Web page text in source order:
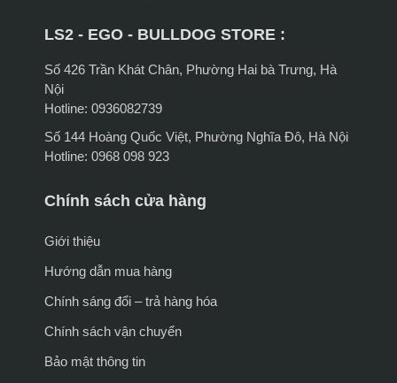
LS2 - EGO - BULLDOG STORE :
Số 426 Trần Khát Chân, Phường Hai bà Trưng, Hà
Nội
Hotline: 0936082739
Số 144 Hoàng Quốc Việt, Phường Nghĩa Đô, Hà Nội
Hotline: 0968 098 923
Chính sách cửa hàng
Giới thiệu
Hướng dẫn mua hàng
Chính sáng đổi – trả hàng hóa
Chính sách vận chuyển
Bảo mật thông tin